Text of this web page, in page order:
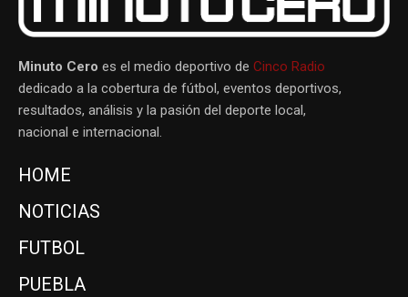
Minuto Cero es el medio deportivo de Cinco Radio
dedicado a la cobertura de fútbol, eventos deportivos,
resultados, análisis y la pasión del deporte local,
nacional e internacional.
HOME
NOTICIAS
FUTBOL
PUEBLA